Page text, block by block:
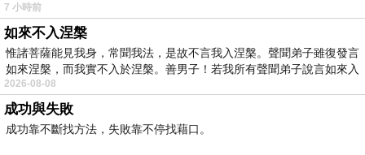
7 小時前
如來不入涅槃
惟諸菩薩能見我身，常聞我法，是故不言我入涅槃。聲聞弟子雖復發言
如來涅槃，而我實不入於涅槃。善男子！若我所有聲聞弟子說言如來入
2026-08-08
成功與失敗
成功靠不斷找方法，失敗靠不停找藉口。